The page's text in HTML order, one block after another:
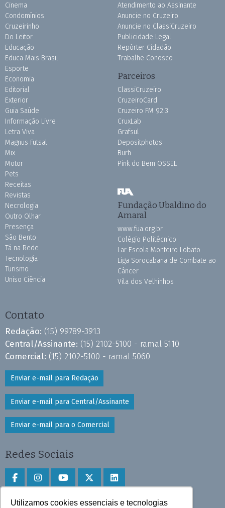
Utilizamos cookies essenciais e tecnologias
Cinema
Condomínios
Cruzeirinho
Do Leitor
Educação
Educa Mais Brasil
Esporte
Economia
Editorial
Exterior
Guia Saúde
Informação Livre
Letra Viva
Magnus Futsal
Mix
Motor
Pets
Receitas
Revistas
Necrologia
Outro Olhar
Presença
São Bento
Tá na Rede
Tecnologia
Turismo
Uniso Ciência
Atendimento ao Assinante
Anuncie no Cruzeiro
Anuncie no ClassiCruzeiro
Publicidade Legal
Repórter Cidadão
Trabalhe Conosco
Parceiros
ClassiCruzeiro
CruzeiroCard
Cruzeiro FM 92.3
CruxLab
Grafsul
Depositphotos
Burh
Pink do Bem OSSEL
Fundação Ubaldino do
Amaral
www.fua.org.br
Colégio Politécnico
Lar Escola Monteiro Lobato
Liga Sorocabana de Combate ao
Câncer
Vila dos Velhinhos
Contato
Redação: (15) 99789-3913
Central/Assinante: (15) 2102-5100 - ramal 5110
Comercial: (15) 2102-5100 - ramal 5060
Enviar e-mail para Redação
Enviar e-mail para Central/Assinante
Enviar e-mail para o Comercial
Redes Sociais